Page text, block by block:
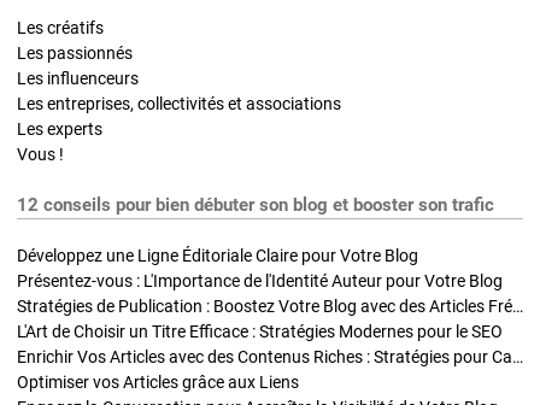
Les créatifs
Les passionnés
Les influenceurs
Les entreprises, collectivités et associations
Les experts
Vous !
12 conseils pour bien débuter son blog et booster son trafic
Développez une Ligne Éditoriale Claire pour Votre Blog
Présentez-vous : L'Importance de l'Identité Auteur pour Votre Blog
Stratégies de Publication : Boostez Votre Blog avec des Articles Fréquents et Exclusifs
L'Art de Choisir un Titre Efficace : Stratégies Modernes pour le SEO
Enrichir Vos Articles avec des Contenus Riches : Stratégies pour Captiver et Optimiser
Optimiser vos Articles grâce aux Liens